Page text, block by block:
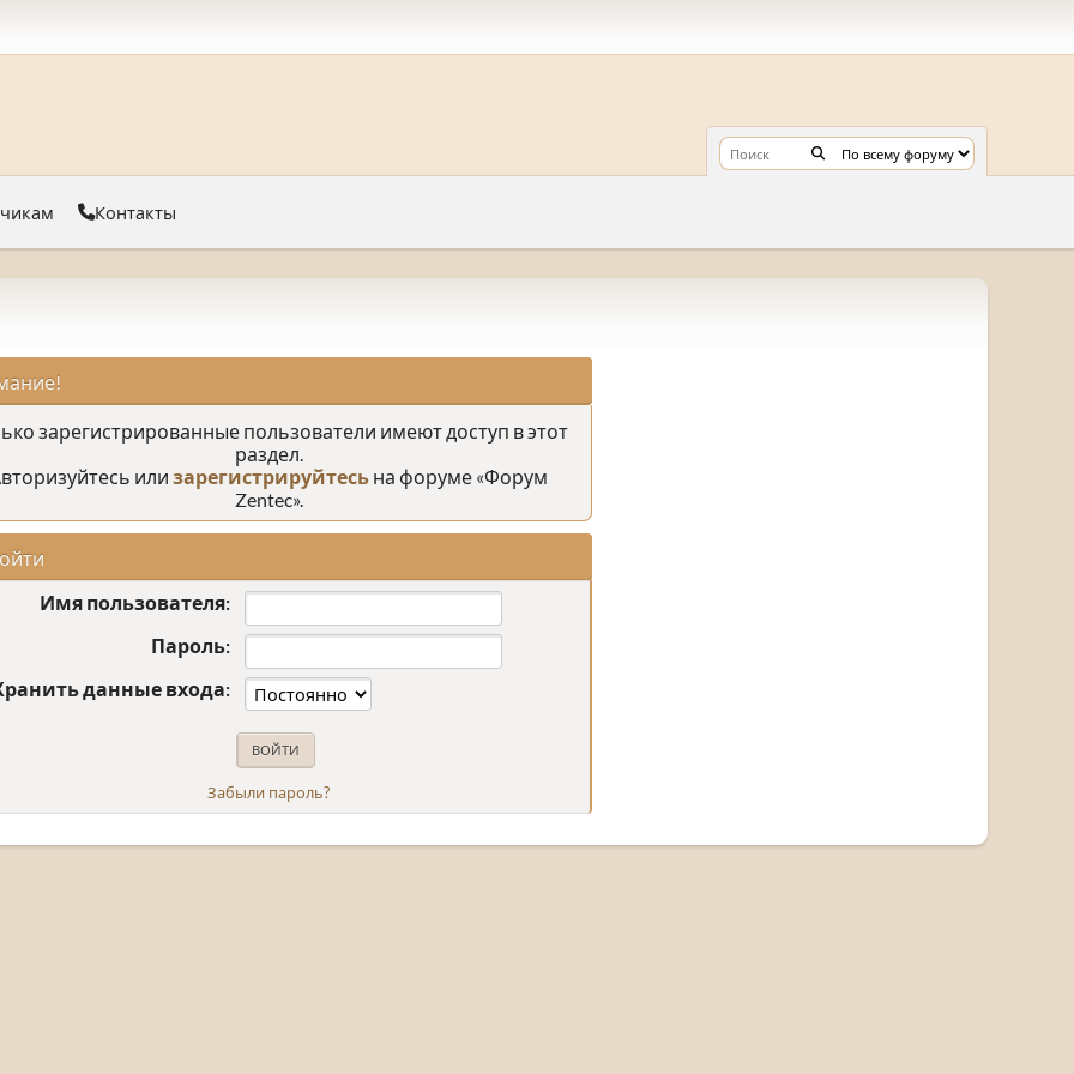
Контакты
зарегистрированные пользователи имеют доступ в этот
раздел.
или зарегистрируйтесь на форуме «Форум
Zentec».
Имя пользователя:
Пароль:
данные входа:
Забыли пароль?